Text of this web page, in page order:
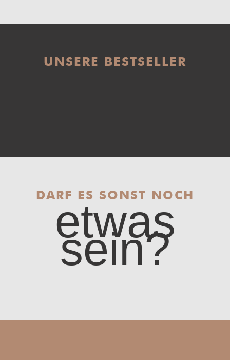
UNSERE BESTSELLER
DARF ES SONST NOCH
etwas
sein?